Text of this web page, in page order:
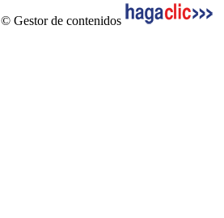
© Gestor de contenidos